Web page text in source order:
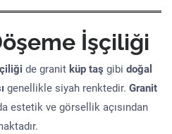
İşçiliği
de granit küp taş gibi doğal
genellikle siyah renktedir. Granit
estetik ve görsellik açısından